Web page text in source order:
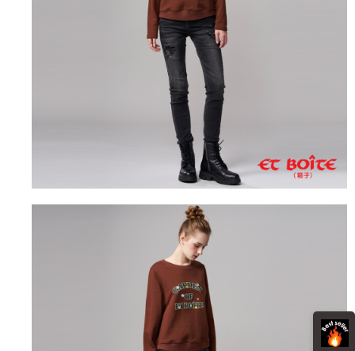
1.本服務係由「台灣大哥大股份有限公司」（以下簡稱本公司）所提供，讓
用戶於交易時，得透過本服務購買商品或服務，並由商店將買賣／分期付款
買賣價金債權讓與本公司後，依約使用本公司帳單繳交帳款。
2.基於同意付款使用「大哥付你分期」之契約關係目的，商店將以您的個人
資料（包含姓名、電話或地址）提供予台灣大哥大進項蒐集、處理及利用，
由本公司與您本人進行分期帳單所需資料之確認、核對及更正。
3.完整用戶服務條款，請詳閱以下連結： https://oppay.tw/userRule
ATM／網路銀行／等多元方式進行付款，方視為交易完成。
※ 請注意：結帳手續完成當下不需立刻繳費，但若您需要取消訂單，請聯絡
購買商品的店家。未經商家同意取消之訂單仍視為有效，需透過AFTEE先享
※ 交易是否成功請以「AFTEE先享後付 」之結帳頁面顯示為準，若有關於
是否繳費成功／繳費後需取消欲退款等相關疑問，請聯繫「AFTEE先享後付
https://netprotections.freshdesk.com/support/home
１．透過由恩沛科技股份有限公司提供之「AFTEE先享後付」服務完成之交
易，需依本服務之必要範圍內提供個人資料，並將交易相關給付款項請求債
２．關於個人資料處理事宜，請瀏覽以下網址：
３．未成年的使用者請事先徵得法定代理人或監護人之同意方可使用
「AFTEE先享後付」，若未經同意申辦者引起之損失，本公司不負相關責
４．使用「AFTEE先享後付」時，將依據個別帳號之用戶狀況，依本公司即
時審查核予不同之上限額度；若仍有額度不足之情形，本公司將視審查結果
５．嚴禁一人註冊多個帳號或使用他人資訊註冊。若發現惡意使用之情形，
恩沛科技股份有限公司將有權停止該用戶之使用額度並採取法律行動。
每筆NT$60，滿NT$3,000(含以上)免運費
每筆NT$60，滿NT$3,000(含以上)免運費
每筆NT$80，滿NT$3,000(含以上)免運費
每筆NT$80，滿NT$3,000(含以上)免運費
每筆NT$100，滿NT$3,000(含以上)免運費